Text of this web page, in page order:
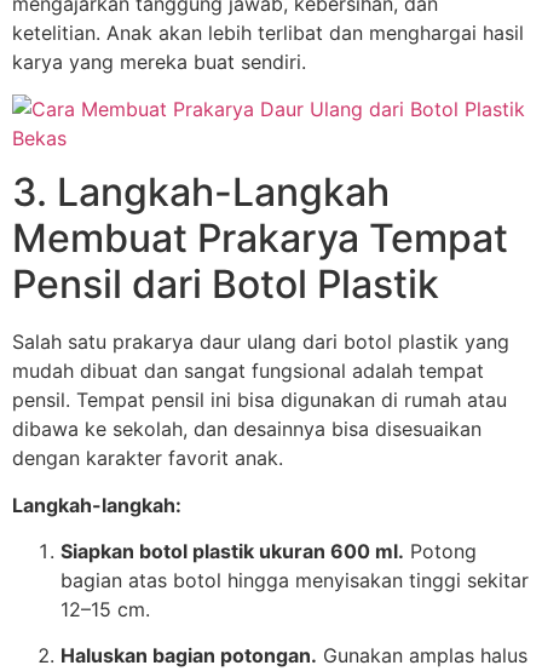
ketelitian. Anak akan lebih terlibat dan menghargai hasil
karya yang mereka buat sendiri.
3. Langkah-Langkah
Membuat Prakarya Tempat
Pensil dari Botol Plastik
Salah satu prakarya daur ulang dari botol plastik yang
mudah dibuat dan sangat fungsional adalah tempat
pensil. Tempat pensil ini bisa digunakan di rumah atau
dibawa ke sekolah, dan desainnya bisa disesuaikan
dengan karakter favorit anak.
Langkah-langkah:
Siapkan botol plastik ukuran 600 ml. Potong
bagian atas botol hingga menyisakan tinggi sekitar
12–15 cm.
Haluskan bagian potongan. Gunakan amplas halus